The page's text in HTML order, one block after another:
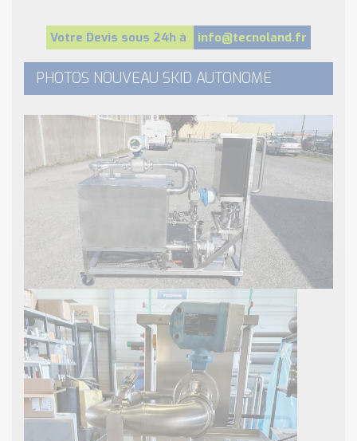
Votre Devis sous 24h à info@tecnoland.fr
PHOTOS NOUVEAU SKID AUTONOME